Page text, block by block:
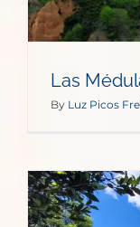
Las
By Luz Picos